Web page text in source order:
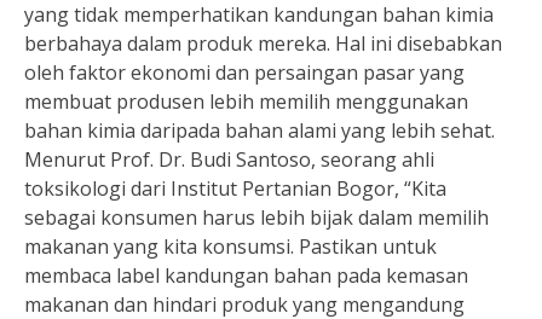
yang tidak memperhatikan kandungan bahan kimia
berbahaya dalam produk mereka. Hal ini disebabkan
oleh faktor ekonomi dan persaingan pasar yang
membuat produsen lebih memilih menggunakan
bahan kimia daripada bahan alami yang lebih sehat.
Menurut Prof. Dr. Budi Santoso, seorang ahli
toksikologi dari Institut Pertanian Bogor, “Kita
sebagai konsumen harus lebih bijak dalam memilih
makanan yang kita konsumsi. Pastikan untuk
membaca label kandungan bahan pada kemasan
makanan dan hindari produk yang mengandung